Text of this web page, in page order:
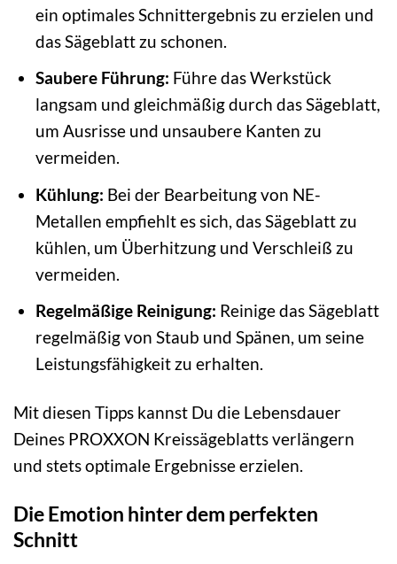
ein optimales Schnittergebnis zu erzielen und
das Sägeblatt zu schonen.
Saubere Führung: Führe das Werkstück
langsam und gleichmäßig durch das Sägeblatt,
um Ausrisse und unsaubere Kanten zu
vermeiden.
Kühlung: Bei der Bearbeitung von NE-
Metallen empfiehlt es sich, das Sägeblatt zu
kühlen, um Überhitzung und Verschleiß zu
vermeiden.
Regelmäßige Reinigung: Reinige das Sägeblatt
regelmäßig von Staub und Spänen, um seine
Leistungsfähigkeit zu erhalten.
Mit diesen Tipps kannst Du die Lebensdauer
Deines PROXXON Kreissägeblatts verlängern
und stets optimale Ergebnisse erzielen.
Die Emotion hinter dem perfekten
Schnitt